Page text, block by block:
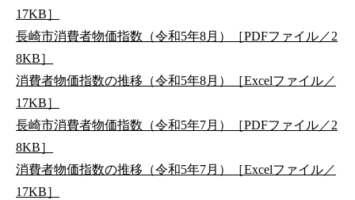
17KB］
長崎市消費者物価指数（令和5年8月）［PDFファイル／2
8KB］
消費者物価指数の推移（令和5年8月）［Excelファイル／
17KB］
長崎市消費者物価指数（令和5年7月）［PDFファイル／2
8KB］
消費者物価指数の推移（令和5年7月）［Excelファイル／
17KB］